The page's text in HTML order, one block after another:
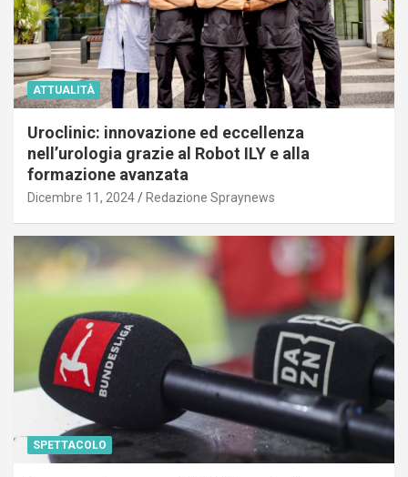
ATTUALITÀ
Uroclinic: innovazione ed eccellenza
nell’urologia grazie al Robot ILY e alla
formazione avanzata
Dicembre 11, 2024 Redazione Spraynews
SPETTACOLO